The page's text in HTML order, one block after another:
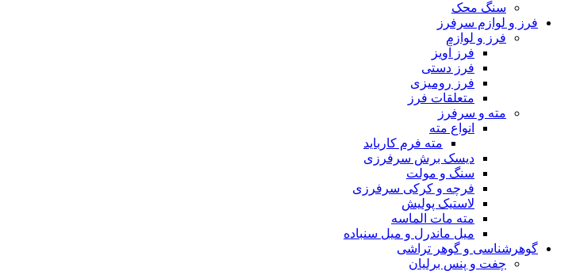
سنگ محک
فرز و لوازم سرفرز
فرز و لوازم
فرز آویز
فرز دستی
فرز رومیزی
متعلقات فرز
مته و سرفرز
انواع مته
مته فرم کارباید
دیسک برش سرفرزی
سنگ و مولت
فرچه و کرکی سرفرزی
لاستیک پولیش
مته مات الماسه
میل ماندرل و میل سنباده
گوهرشناسی و گوهر تراشی
چفت و پنس برلیان